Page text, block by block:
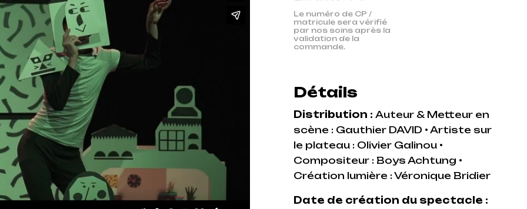
Le numéro de CP /
matricule sera vérifié
par nos soins après la
validation de la
commande.
Détails
Distribution : Auteur & Metteur en
scène : Gauthier DAVID • Artiste sur
le plateau : Olivier Galinou •
Compositeur : Boys Achtung •
Création lumière : Véronique Bridier
Date de création du spectacle :